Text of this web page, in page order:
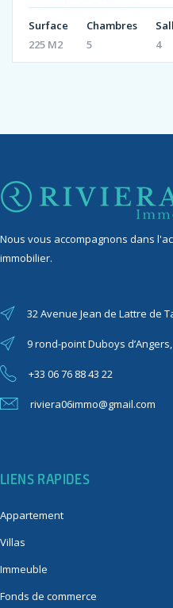
Surface
225 M2
Chambres
5
4
Nous vous accompagnons dans
immobilier.
32 Avenue Jean de Lattre de
9 rond-point Duboys
+33 06 76 88 43 22
riviera06immo@gmail.com
LIENS RAPIDES
Appartement
Villas
Immeuble
Fonds de commerce